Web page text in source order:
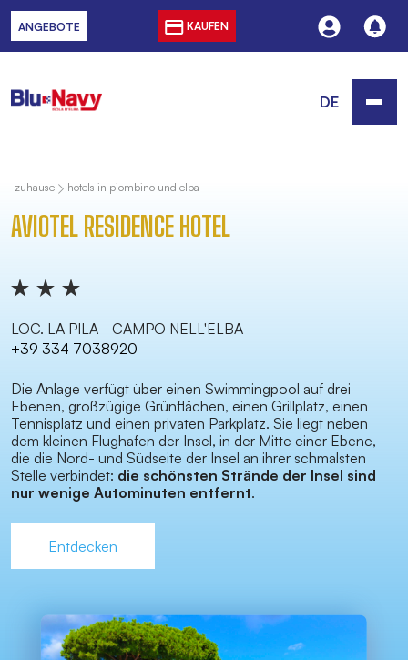
ANGEBOTE KAUFEN
DE
zuhause hotels in piombino und elba
AVIOTEL RESIDENCE HOTEL
LOC. LA PILA - CAMPO NELL'ELBA
+39 334 7038920
Die Anlage verfügt über einen Swimmingpool auf drei
Ebenen, großzügige Grünflächen, einen Grillplatz, einen
Tennisplatz und einen privaten Parkplatz. Sie liegt neben
dem kleinen Flughafen der Insel, in der Mitte einer Ebene,
die die Nord- und Südseite der Insel an ihrer schmalsten
Stelle verbindet: die schönsten Strände der Insel sind
nur wenige Autominuten entfernt.
Entdecken